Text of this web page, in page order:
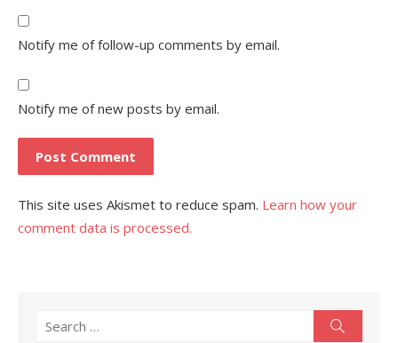
Notify me of follow-up comments by email.
Notify me of new posts by email.
This site uses Akismet to reduce spam. Learn how your
comment data is processed.
Search